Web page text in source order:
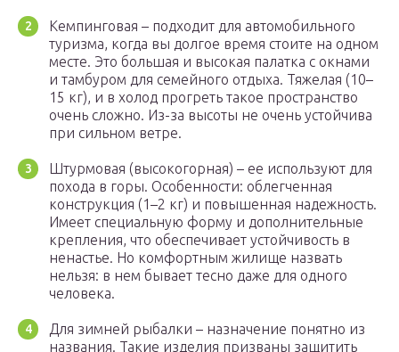
Кемпинговая – подходит для автомобильного
туризма, когда вы долгое время стоите на одном
месте. Это большая и высокая палатка с окнами
и тамбуром для семейного отдыха. Тяжелая (10–
15 кг), и в холод прогреть такое пространство
очень сложно. Из-за высоты не очень устойчива
при сильном ветре.
Штурмовая (высокогорная) – ее используют для
похода в горы. Особенности: облегченная
конструкция (1–2 кг) и повышенная надежность.
Имеет специальную форму и дополнительные
крепления, что обеспечивает устойчивость в
ненастье. Но комфортным жилище назвать
нельзя: в нем бывает тесно даже для одного
человека.
Для зимней рыбалки – назначение понятно из
названия. Такие изделия призваны защитить